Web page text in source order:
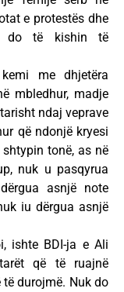
e protestës dhe
do të kishin të
me dhjetëra
mbledhur, madje
ndaj veprave
që ndonjë kryesi
tonë, as në
nuk u pasqyrua
asnjë note
iu dërgua asnjë
ishte BDI-ja e Ali
që të ruajnë
durojmë. Nuk do